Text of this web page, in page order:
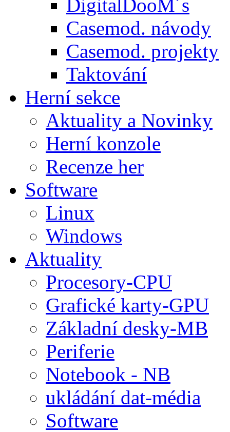
DigitalDooM´s
Casemod. návody
Casemod. projekty
Taktování
Herní sekce
Aktuality a Novinky
Herní konzole
Recenze her
Software
Linux
Windows
Aktuality
Procesory-CPU
Grafické karty-GPU
Základní desky-MB
Periferie
Notebook - NB
ukládání dat-média
Software